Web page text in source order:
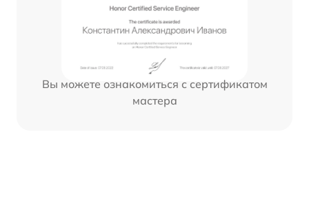
Вы можете ознакомиться с сертификатом
мастера